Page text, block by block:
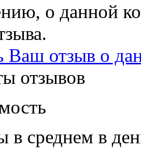
о данной
Ваш отзыв о
отзывов
в среднем в